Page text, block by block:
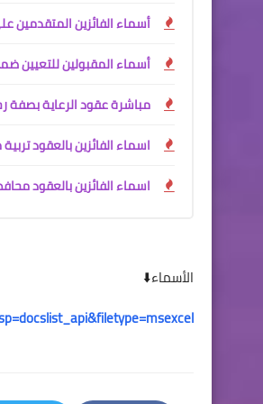
أسماء الفائزين المتقدمين على الـ 13 ألف درجة وظيفية
أسماء المقبولين للتعيين
مباشرة عقود الرعاية بصفة
اسماء الفائزين بالعقود
اسماء الفائزين بالعقود
الأسماء⬇️